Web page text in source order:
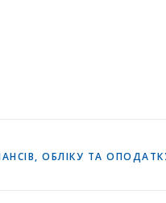
ОБЛІКУ ТА